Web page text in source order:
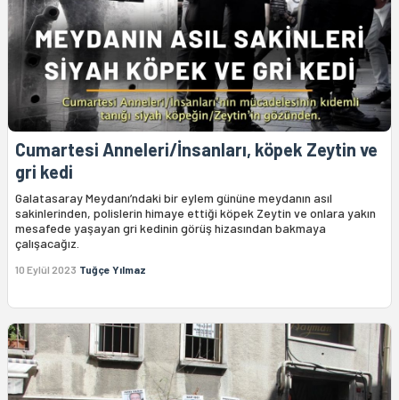
Cumartesi Anneleri/İnsanları, köpek Zeytin ve
gri kedi
Galatasaray Meydanı’ndaki bir eylem gününe meydanın asıl
sakinlerinden, polislerin himaye ettiği köpek Zeytin ve onlara yakın
mesafede yaşayan gri kedinin görüş hizasından bakmaya
çalışacağız.
10 Eylül 2023 Tuğçe Yılmaz